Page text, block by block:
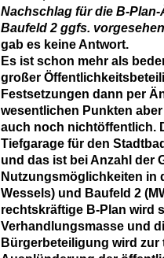
Nachschlag für die B-
Baufeld 2 ggfs.
gab es keine Antwort.
Es ist schon mehr als
großer
Festsetzungen dann per
wesentlichen Punkten
auch noch nichtöffentlich.
Tiefgarage für den
und das ist bei Anzahl der
Nutzungsmöglichkeiten in
Wessels) und Baufeld 2
rechtskräftige B-Plan wird
Verhandlungsmasse und
Bürgerbeteiligung wird zur